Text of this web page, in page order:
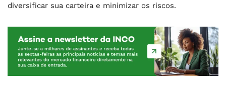
diversificar sua carteira e minimizar os riscos.